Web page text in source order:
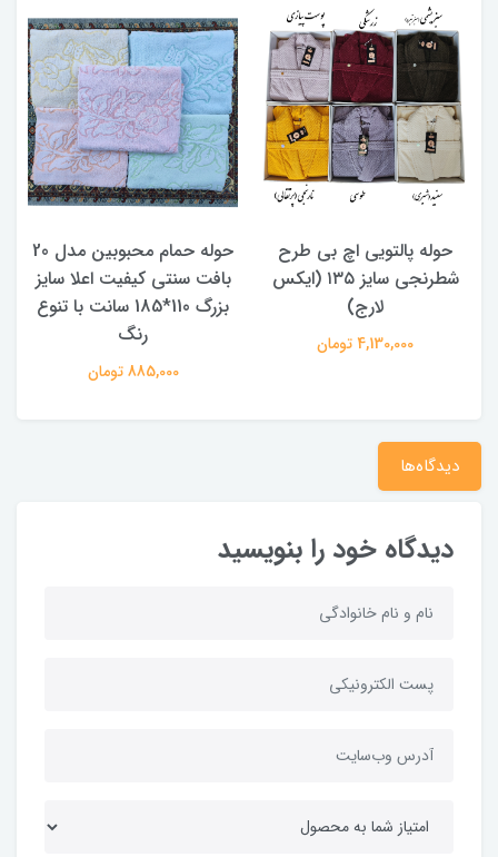
حوله پالتویی اچ بی طرح
شطرنجی سایز ۱۳۵ (ایکس
لارج)
4,130,000 تومان
حوله حمام محبوبین مدل 20
بافت سنتی کیفیت اعلا سایز
بزرگ 110*185 سانت با تنوع
رنگ
885,000 تومان
دیدگاه‌ها
دیدگاه خود را بنویسید